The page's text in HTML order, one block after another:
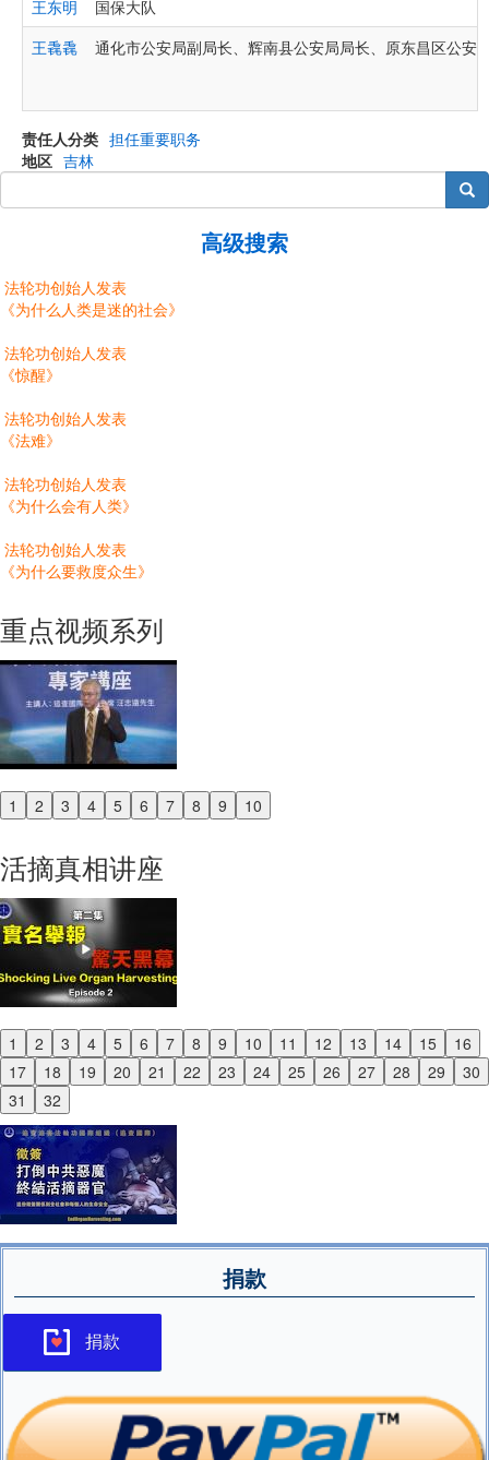
王东明
国保大队
王毳毳
通化市公安局副局长、辉南县公安局局长、原东昌区公安
责任人分类 担任重要职务
地区 吉林
搜索
高级搜索
法轮功创始人发表
《为什么人类是迷的社会》
法轮功创始人发表
《惊醒》
法轮功创始人发表
《法难》
法轮功创始人发表
《为什么会有人类》
法轮功创始人发表
《为什么要救度众生》
重点视频系列
1 2 3 4 5 6 7 8 9 10
Previous
活摘真相讲座
1 2 3 4 5 6 7 8 9 10 11 12 13 14 15
16
17
18 19 20 21 22 23 24 25 26 27 28 29
30
31
32
Previous
Next
捐款
捐款